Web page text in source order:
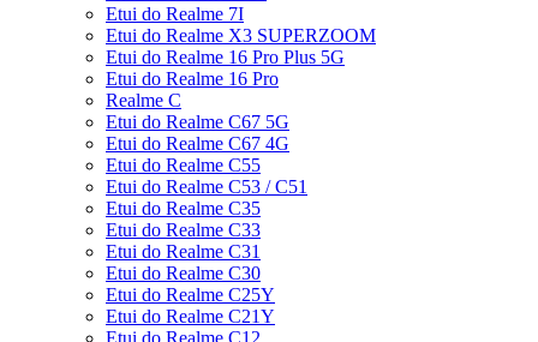
Etui do Realme 7I
Etui do Realme X3 SUPERZOOM
Etui do Realme 16 Pro Plus 5G
Etui do Realme 16 Pro
Realme C
Etui do Realme C67 5G
Etui do Realme C67 4G
Etui do Realme C55
Etui do Realme C53 / C51
Etui do Realme C35
Etui do Realme C33
Etui do Realme C31
Etui do Realme C30
Etui do Realme C25Y
Etui do Realme C21Y
Etui do Realme C12